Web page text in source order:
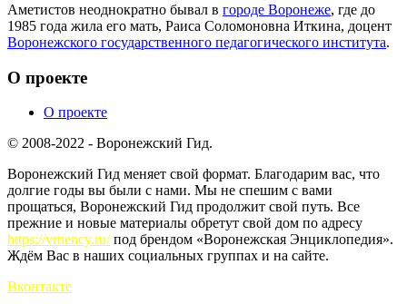
Аметистов неоднократно бывал в городе Воронеже, где до
1985 года жила его мать, Раиса Соломоновна Иткина, доцент
Воронежского государственного педагогического института.
О проекте
О проекте
© 2008-2022 - Воронежский Гид.
Воронежский Гид меняет свой формат. Благодарим вас, что
долгие годы вы были с нами. Мы не спешим с вами
прощаться, Воронежский Гид продолжит свой путь. Все
прежние и новые материалы обретут свой дом по адресу
https://vrnency.ru/под брендом «Воронежская Энциклопедия».
Ждём Вас в наших социальных группах и на сайте.
Вконтакте